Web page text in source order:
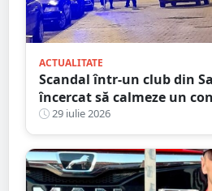
ACTUALITATE
Scandal într-un club din
încercat să calmeze un
pus la pământ cu un
29 iulie 2026